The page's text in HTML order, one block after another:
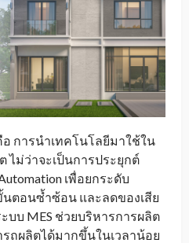
การนำเทคโนโลยีมาใช้ใน
ไม่ว่าจะเป็นการประยุกต์
เพื่อยกระดับ
ตอนซ้ำซ้อน และลดของเสีย
บบ MES ช่วยบริหารการผลิต
รถผลิตได้มากขึ้นในเวลาน้อย